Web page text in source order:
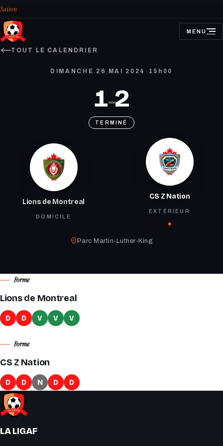
Saison
MENU
OUVRIR
LE
TOUT LE CALENDRIER
DIMANCHE 26 MAI 2024 · 15h00
Lions de Montreal
DOMICILE
1–2
TERMINÉ
CS Z Nation
EXTÉRIEUR
Parc Martin-Luther-King
Forme
Lions de Montreal
D D V V V
Forme
CS Z Nation
D D N D D
LA LIGAF